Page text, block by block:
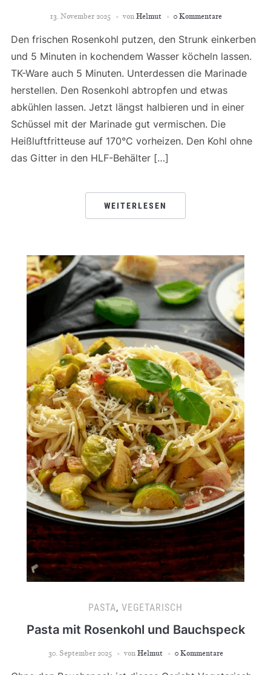
13. November 2025 von Helmut 0 Kommentare
Den frischen Rosenkohl putzen, den Strunk einkerben
und 5 Minuten in kochendem Wasser köcheln lassen.
TK-Ware auch 5 Minuten. Unterdessen die Marinade
herstellen. Den Rosenkohl abtropfen und etwas
abkühlen lassen. Jetzt längst halbieren und in einer
Schüssel mit der Marinade gut vermischen. Die
Heißluftfritteuse auf 170°C vorheizen. Den Kohl ohne
das Gitter in den HLF-Behälter […]
WEITERLESEN
PASTA, VEGETARISCH
Pasta mit Rosenkohl und Bauchspeck
30. September 2025 von Helmut 0 Kommentare